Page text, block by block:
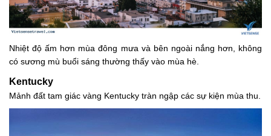
Nhiệt độ ấm hơn mùa đông mưa và bên ngoài nắng hơn, không
có sương mù buổi sáng thường thấy vào mùa hè.
Kentucky
Mảnh đất tam giác vàng Kentucky tràn ngập các sự kiện mùa thu.